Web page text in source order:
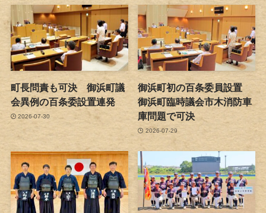
町長問責も可決 御浜町議
会異例の百条委設置連発
2026-07-30
御浜町初の百条委員設置
御浜町臨時議会市木消防車
庫問題で可決
2026-07-29